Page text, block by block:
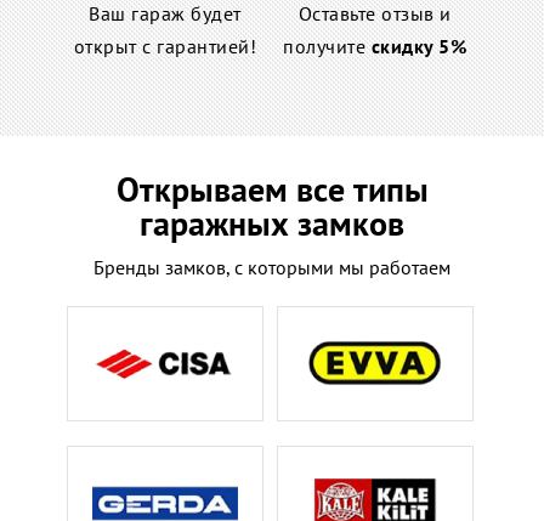
Ваш гараж будет
открыт с гарантией!
Оставьте отзыв и
получитескидку 5%
Открываем все типы
гаражных замков
Бренды замков, с которыми мы работаем